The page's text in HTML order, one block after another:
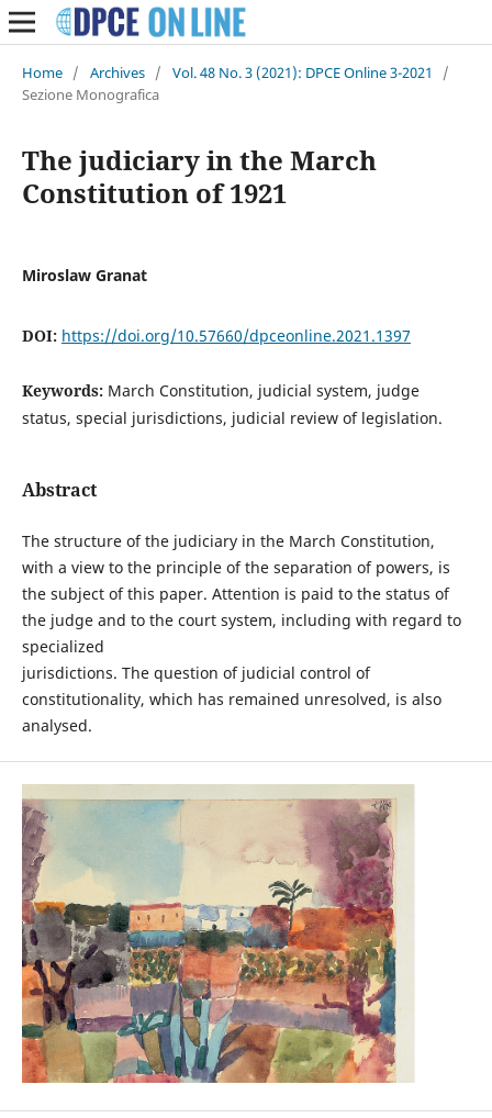
Home / Archives / Vol. 48 No. 3 (2021): DPCE Online 3-2021
/
Sezione Monografica
The judiciary in the March
Constitution of 1921
Miroslaw Granat
DOI: https://doi.org/10.57660/dpceonline.2021.1397
Keywords: March Constitution, judicial system, judge
status, special jurisdictions, judicial review of legislation.
Abstract
The structure of the judiciary in the March Constitution,
with a view to the principle of the separation of powers, is
the subject of this paper. Attention is paid to the status of
the judge and to the court system, including with regard to
specialized
jurisdictions. The question of judicial control of
constitutionality, which has remained unresolved, is also
analysed.